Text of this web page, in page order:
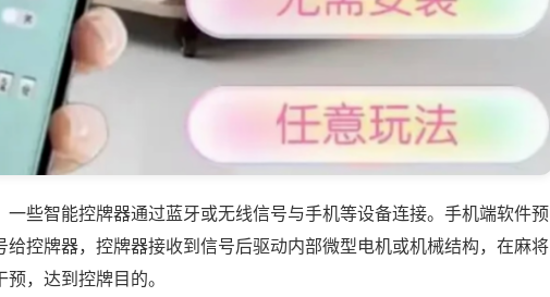
一些智能控牌器通过蓝牙或无线信号与手机等设备连接。手机端软件预
给控牌器，控牌器接收到信号后驱动内部微型电机或机械结构，在麻将
，达到控牌目的。